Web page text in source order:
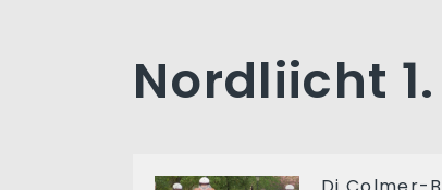
Nordliicht 1.